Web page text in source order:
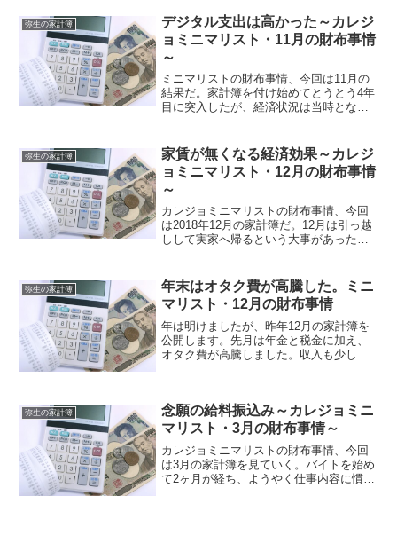
弥生の家計簿
デジタル支出は高かった～カレジ
ョミニマリスト・11月の財布事情
～
ミニマリストの財布事情、今回は11月の
結果だ。家計簿を付け始めてとうとう4年
目に突入したが、経済状況は当時となん
にもならないということか。と言ってい
る傍から、今月はバタ...
弥生の家計簿
家賃が無くなる経済効果～カレジ
ョミニマリスト・12月の財布事情
～
カレジョミニマリストの財布事情、今回
は2018年12月の家計簿だ。12月は引っ越
しして実家へ帰るという大事があった。
概要から↓項目金額割合食費 合計8,363円
15....
弥生の家計簿
年末はオタク費が高騰した。ミニ
マリスト・12月の財布事情
年は明けましたが、昨年12月の家計簿を
公開します。先月は年金と税金に加え、
オタク費が高騰しました。収入も少しづ
ています。12月の支出...
弥生の家計簿
念願の給料振込み～カレジョミニ
マリスト・3月の財布事情～
カレジョミニマリストの財布事情、今回
は3月の家計簿を見ていく。バイトを始め
て2ヶ月が経ち、ようやく仕事内容に慣れ